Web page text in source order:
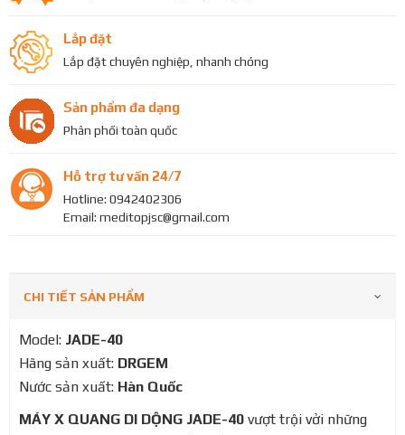
Lắp đặt
Lắp đặt chuyên nghiệp, nhanh chóng
Sản phẩm đa dạng
Phân phối toàn quốc
Hỗ trợ tư vấn 24/7
Hotline: 0942402306
Email: meditopjsc@gmail.com
CHI TIẾT SẢN PHẨM
Model: JADE-40
Hãng sản xuất: DRGEM
Nước sản xuất: Hàn Quốc
MÁY X QUANG DI DỘNG JADE-40 vượt trội vởi những